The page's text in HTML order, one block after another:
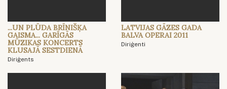
...UN PLŪDA BRĪNIŠĶA
GAISMA... GARĪGĀS
MŪZIKAS KONCERTS
KLUSAJĀ SESTDIENĀ
Diriģents
LATVIJAS GĀZES GADA
BALVA OPERAI 2011
Diriģenti